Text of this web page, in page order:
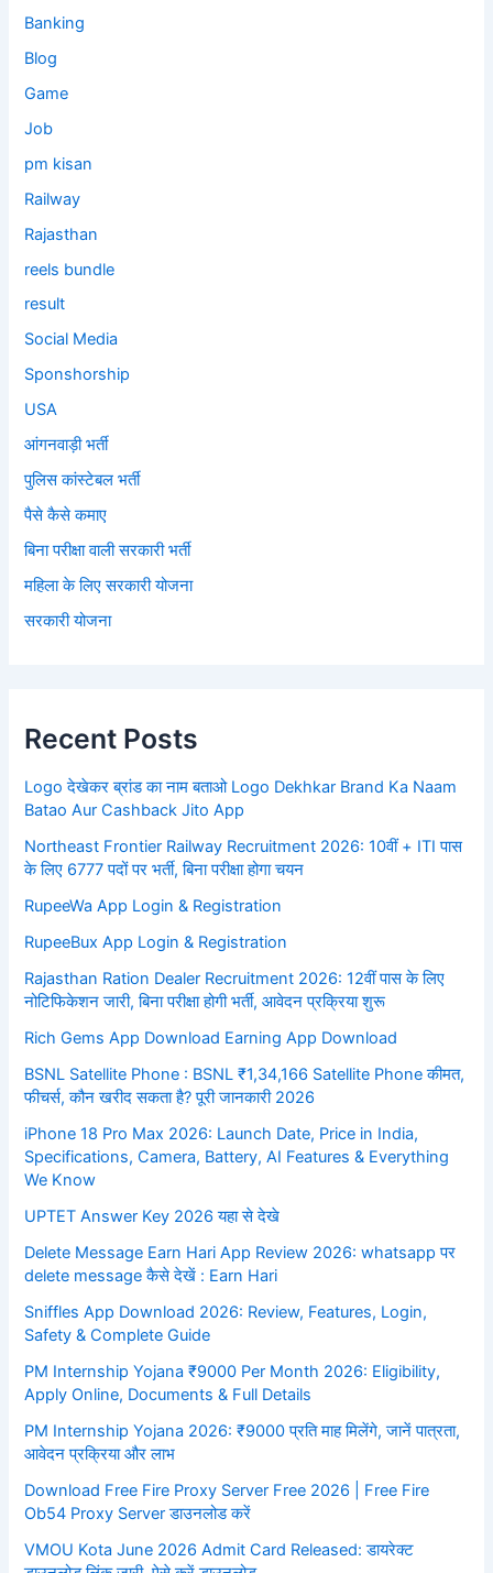
Banking
Blog
Game
Job
pm kisan
Railway
Rajasthan
reels bundle
result
Social Media
Sponshorship
USA
आंगनवाड़ी भर्ती
पुलिस कांस्टेबल भर्ती
पैसे कैसे कमाए
बिना परीक्षा वाली सरकारी भर्ती
महिला के लिए सरकारी योजना
सरकारी योजना
Recent Posts
Logo देखेकर ब्रांड का नाम बताओ Logo Dekhkar Brand Ka Naam
Batao Aur Cashback Jito App
Northeast Frontier Railway Recruitment 2026: 10वीं + ITI पास
के लिए 6777 पदों पर भर्ती, बिना परीक्षा होगा चयन
RupeeWa App Login & Registration
RupeeBux App Login & Registration
Rajasthan Ration Dealer Recruitment 2026: 12वीं पास के लिए
नोटिफिकेशन जारी, बिना परीक्षा होगी भर्ती, आवेदन प्रक्रिया शुरू
Rich Gems App Download Earning App Download
BSNL Satellite Phone : BSNL ₹1,34,166 Satellite Phone कीमत,
फीचर्स, कौन खरीद सकता है? पूरी जानकारी 2026
iPhone 18 Pro Max 2026: Launch Date, Price in India,
Specifications, Camera, Battery, AI Features & Everything
We Know
UPTET Answer Key 2026 यहा से देखे
Delete Message Earn Hari App Review 2026: whatsapp पर
delete message कैसे देखें : Earn Hari
Sniffles App Download 2026: Review, Features, Login,
Safety & Complete Guide
PM Internship Yojana ₹9000 Per Month 2026: Eligibility,
Apply Online, Documents & Full Details
PM Internship Yojana 2026: ₹9000 प्रति माह मिलेंगे, जानें पात्रता,
आवेदन प्रक्रिया और लाभ
Download Free Fire Proxy Server Free 2026 | Free Fire
Ob54 Proxy Server डाउनलोड करें
VMOU Kota June 2026 Admit Card Released: डायरेक्ट